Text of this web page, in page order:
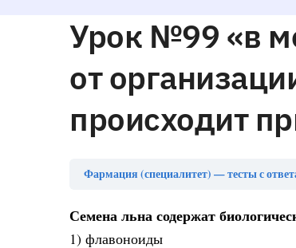
Урок №99 «в
от
происходит
Фармация (специалитет) — тесты с
Семена льна содержат
1) флавоноиды